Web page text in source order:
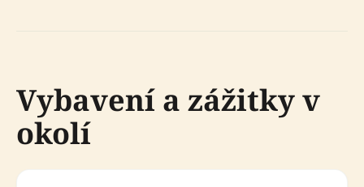
Vybavení a zážitky v
okolí